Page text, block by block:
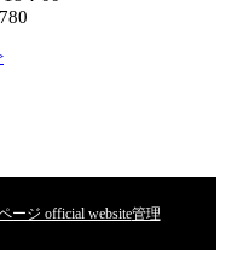
ージ official website管理